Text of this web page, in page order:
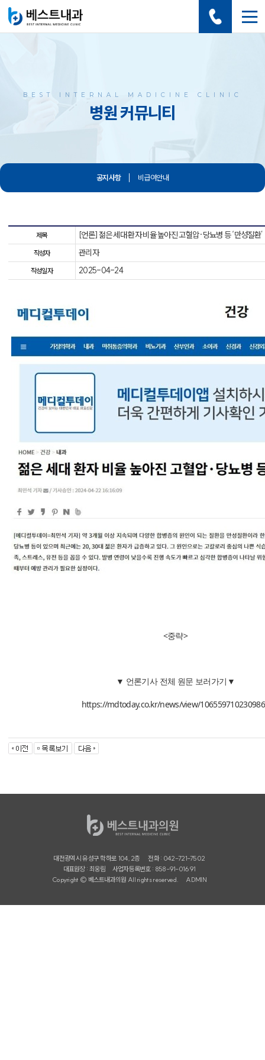
BEST INTERNAL MADICINE CLINIC
병원 커뮤니티
공지사항 비급여안내
제목 [언론] 젊은 세대 환자 비율 높아진 고혈압·당뇨병 등 ‘만성질환’
작성자 관리자
작성일자 2025-04-24
<중략>
▼ 언론기사 전체 원문 보러가기▼
https://mdtoday.co.kr/news/view/
대전광역시 유성구 학하로 104, 2층
전화 : 042-721-7502
대표원장 : 최웅림
사업자등록번호 : 858-91-01691
Copyright © 베스트내과의원 All rights reserved.
ADMIN